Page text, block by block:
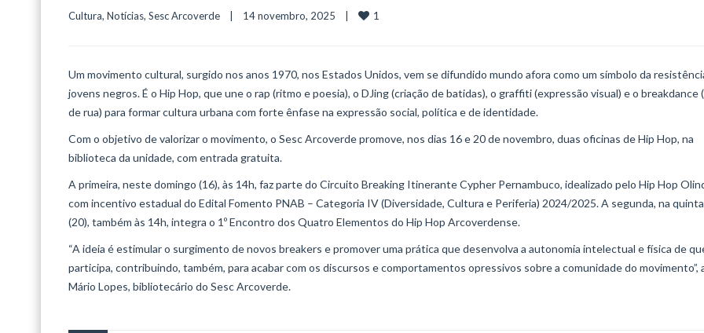
Cultura, Notícias, Sesc Arcoverde
    |    14 novembro, 2025    |
1
Um movimento cultural, surgido nos anos 1970, nos Estados Unidos, vem se difundido mundo afora como um símbolo da
jovens negros. É o Hip Hop, que une o rap (ritmo e poesia), o DJing (criação de batidas), o graffiti (expressão visual) e o breakdance
de rua) para formar cultura urbana com forte ênfase na expressão social, política e de identidade.
Com o objetivo de valorizar o movimento, o Sesc Arcoverde promove, nos dias 16 e 20 de novembro, duas oficinas de Hip Hop, na
biblioteca da unidade, com entrada gratuita.
A primeira, neste domingo (16), às 14h, faz parte do Circuito Breaking Itinerante Cypher Pernambuco, idealizado pelo Hip Hop
com incentivo estadual do Edital Fomento PNAB – Categoria IV (Diversidade, Cultura e Periferia) 2024/2025. A segunda, na
(20), também às 14h, integra o 1º Encontro dos Quatro Elementos do Hip Hop Arcoverdense.
“A ideia é estimular o surgimento de novos breakers e promover uma prática que desenvolva a autonomia intelectual e física de
participa, contribuindo, também, para acabar com os discursos e comportamentos opressivos sobre a comunidade do movimento”,
Mário Lopes, bibliotecário do Sesc Arcoverde.